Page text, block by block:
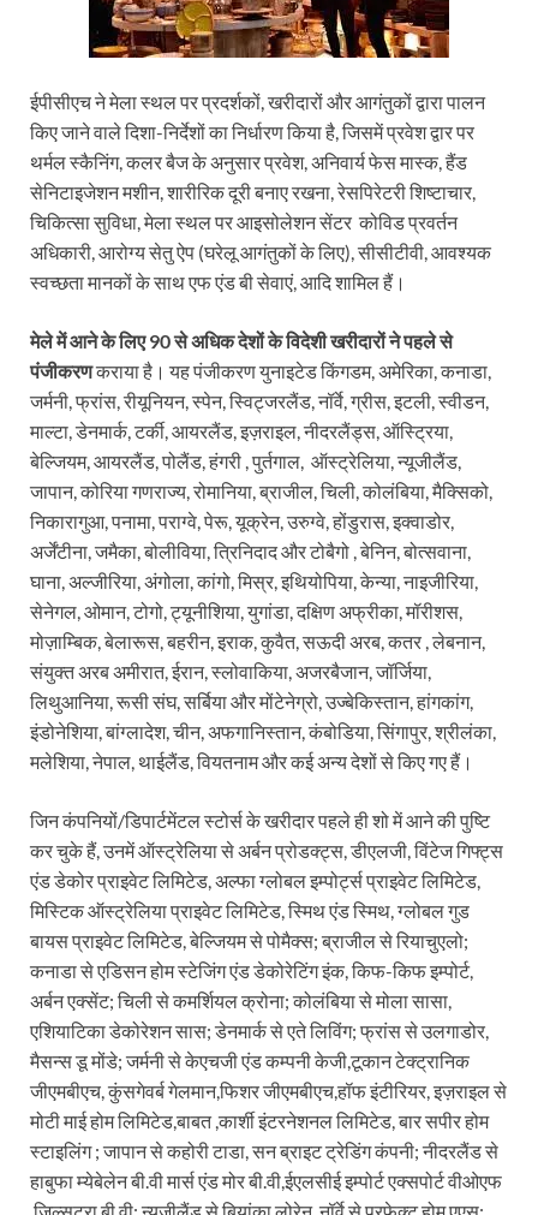
ईपीसीएच ने मेला स्थल पर प्रदर्शकों, खरीदारों और आगंतुकों द्वारा पालन
किए जाने वाले दिशा-निर्देशों का निर्धारण किया है, जिसमें प्रवेश द्वार पर
थर्मल स्कैनिंग, कलर बैज के अनुसार प्रवेश, अनिवार्य फेस मास्क, हैंड
सेनिटाइजेशन मशीन, शारीरिक दूरी बनाए रखना, रेसपिरेटरी शिष्टाचार,
चिकित्सा सुविधा, मेला स्थल पर आइसोलेशन सेंटर कोविड प्रवर्तन
अधिकारी, आरोग्य सेतु ऐप (घरेलू आगंतुकों के लिए), सीसीटीवी, आवश्यक
स्वच्छता मानकों के साथ एफ एंड बी सेवाएं, आदि शामिल हैं।
मेले में आने के लिए90से अधिक देशों के विदेशी खरीदारों ने पहले से
पंजीकरणकराया है। यह पंजीकरण युनाइटेड किंगडम, अमेरिका, कनाडा,
जर्मनी, फ्रांस, रीयूनियन, स्पेन, स्विट्जरलैंड, नॉर्वे, ग्रीस, इटली, स्वीडन,
माल्टा, डेनमार्क, टर्की, आयरलैंड, इज़राइल, नीदरलैंड्स, ऑस्ट्रिया,
बेल्जियम, आयरलैंड, पोलैंड, हंगरी , पुर्तगाल, ऑस्ट्रेलिया, न्यूजीलैंड,
जापान, कोरिया गणराज्य, रोमानिया, ब्राजील, चिली, कोलंबिया, मैक्सिको,
निकारागुआ, पनामा, पराग्वे, पेरू, यूक्रेन, उरुग्वे, होंडुरास, इक्वाडोर,
अर्जेंटीना, जमैका, बोलीविया, त्रिनिदाद और टोबैगो , बेनिन, बोत्सवाना,
घाना, अल्जीरिया, अंगोला, कांगो, मिस्र, इथियोपिया, केन्या, नाइजीरिया,
सेनेगल, ओमान, टोगो, ट्यूनीशिया, युगांडा, दक्षिण अफ्रीका, मॉरीशस,
मोज़ाम्बिक, बेलारूस, बहरीन, इराक, कुवैत, सऊदी अरब, कतर , लेबनान,
संयुक्त अरब अमीरात, ईरान, स्लोवाकिया, अजरबैजान, जॉर्जिया,
लिथुआनिया, रूसी संघ, सर्बिया और मोंटेनेग्रो, उज्बेकिस्तान, हांगकांग,
इंडोनेशिया, बांग्लादेश, चीन, अफगानिस्तान, कंबोडिया, सिंगापुर, श्रीलंका,
मलेशिया, नेपाल, थाईलैंड, वियतनाम और कई अन्य देशों से किए गए हैं।
जिन कंपनियों/डिपार्टमेंटल स्टोर्स के खरीदार पहले ही शो में आने की पुष्टि
कर चुके हैं, उनमें ऑस्ट्रेलिया से अर्बन प्रोडक्ट्स, डीएलजी, विंटेज गिफ्ट्स
एंड डेकोर प्राइवेट लिमिटेड, अल्फा ग्लोबल इम्पोर्ट्स प्राइवेट लिमिटेड,
मिस्टिक ऑस्ट्रेलिया प्राइवेट लिमिटेड, स्मिथ एंड स्मिथ, ग्लोबल गुड
बायस प्राइवेट लिमिटेड, बेल्जियम से पोमैक्स; ब्राजील से रियाचुएलो;
कनाडा से एडिसन होम स्टेजिंग एंड डेकोरेटिंग इंक, किफ-किफ इम्पोर्ट,
अर्बन एक्सेंट; चिली से कमर्शियल क्रोना; कोलंबिया से मोला सासा,
एशियाटिका डेकोरेशन सास; डेनमार्क से एते लिविंग; फ्रांस से उलगाडोर,
मैसन्स डू मोंडे; जर्मनी से केएचजी एंड कम्पनी केजी,टूकान टेक्ट्रानिक
जीएमबीएच, कुंसगेवर्ब गेलमान,फिशर जीएमबीएच,हॉफ इंटीरियर, इज़राइल से
मोटी माई होम लिमिटेड,बाबत ,कार्शी इंटरनेशनल लिमिटेड, बार सपीर होम
स्टाइलिंग ; जापान से कहोरी टाडा, सन ब्राइट ट्रेडिंग कंपनी; नीदरलैंड से
हाबुफा म्येबेलेन बी.वी मार्स एंड मोर बी.वी,ईएलसीई इम्पोर्ट एक्सपोर्ट वीओएफ